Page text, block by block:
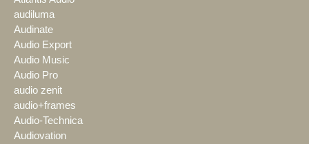
audiluma
Audinate
Audio Export
Audio Music
Audio Pro
audio zenit
audio+frames
Audio-Technica
Audiovation